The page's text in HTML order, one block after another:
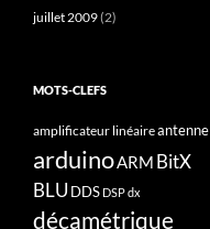
juillet 2009(2)
MOTS-CLEFS
amplificateur linéaireantenne
arduinoARM BitX
BLU DDS DSPdx
décamétrique